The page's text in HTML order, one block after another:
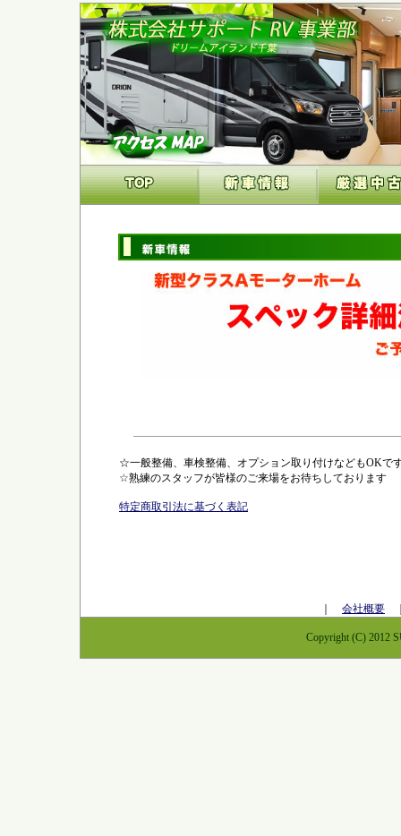
☆一般整備、車検整備、オプション取り付けなどもOKで
☆熟練のスタッフが皆様のご来場をお待ちしております
特定商取引法に基づく表記
会社概要
Copyright (C) 2012